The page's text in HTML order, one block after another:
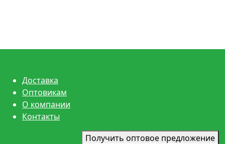
Доставка
Оптовикам
О компании
Контакты
Получить оптовое предложение